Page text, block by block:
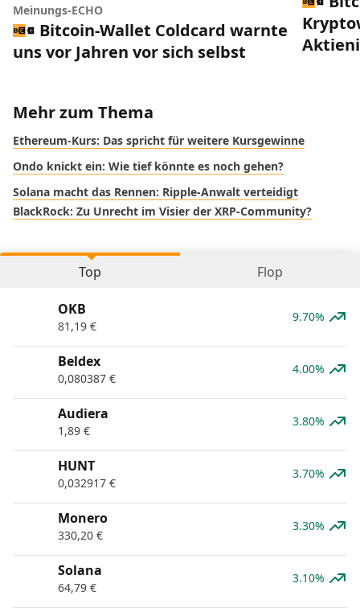
Meinungs-ECHO
Bitcoin-Wallet Coldcard warnte
uns vor Jahren vor sich selbst
Mehr zum Thema
Ethereum-Kurs: Das spricht für weitere Kursgewinne
Ondo knickt ein: Wie tief könnte es noch gehen?
Solana macht das Rennen: Ripple-Anwalt verteidigt
BlackRock: Zu Unrecht im Visier der XRP-Community?
Top Flop
OKB
81,19 €
9.70%
Beldex
0,080387 €
4.00%
Audiera
1,89 €
3.80%
HUNT
0,032917 €
3.70%
Monero
330,20 €
3.30%
Solana
64,79 €
3.10%